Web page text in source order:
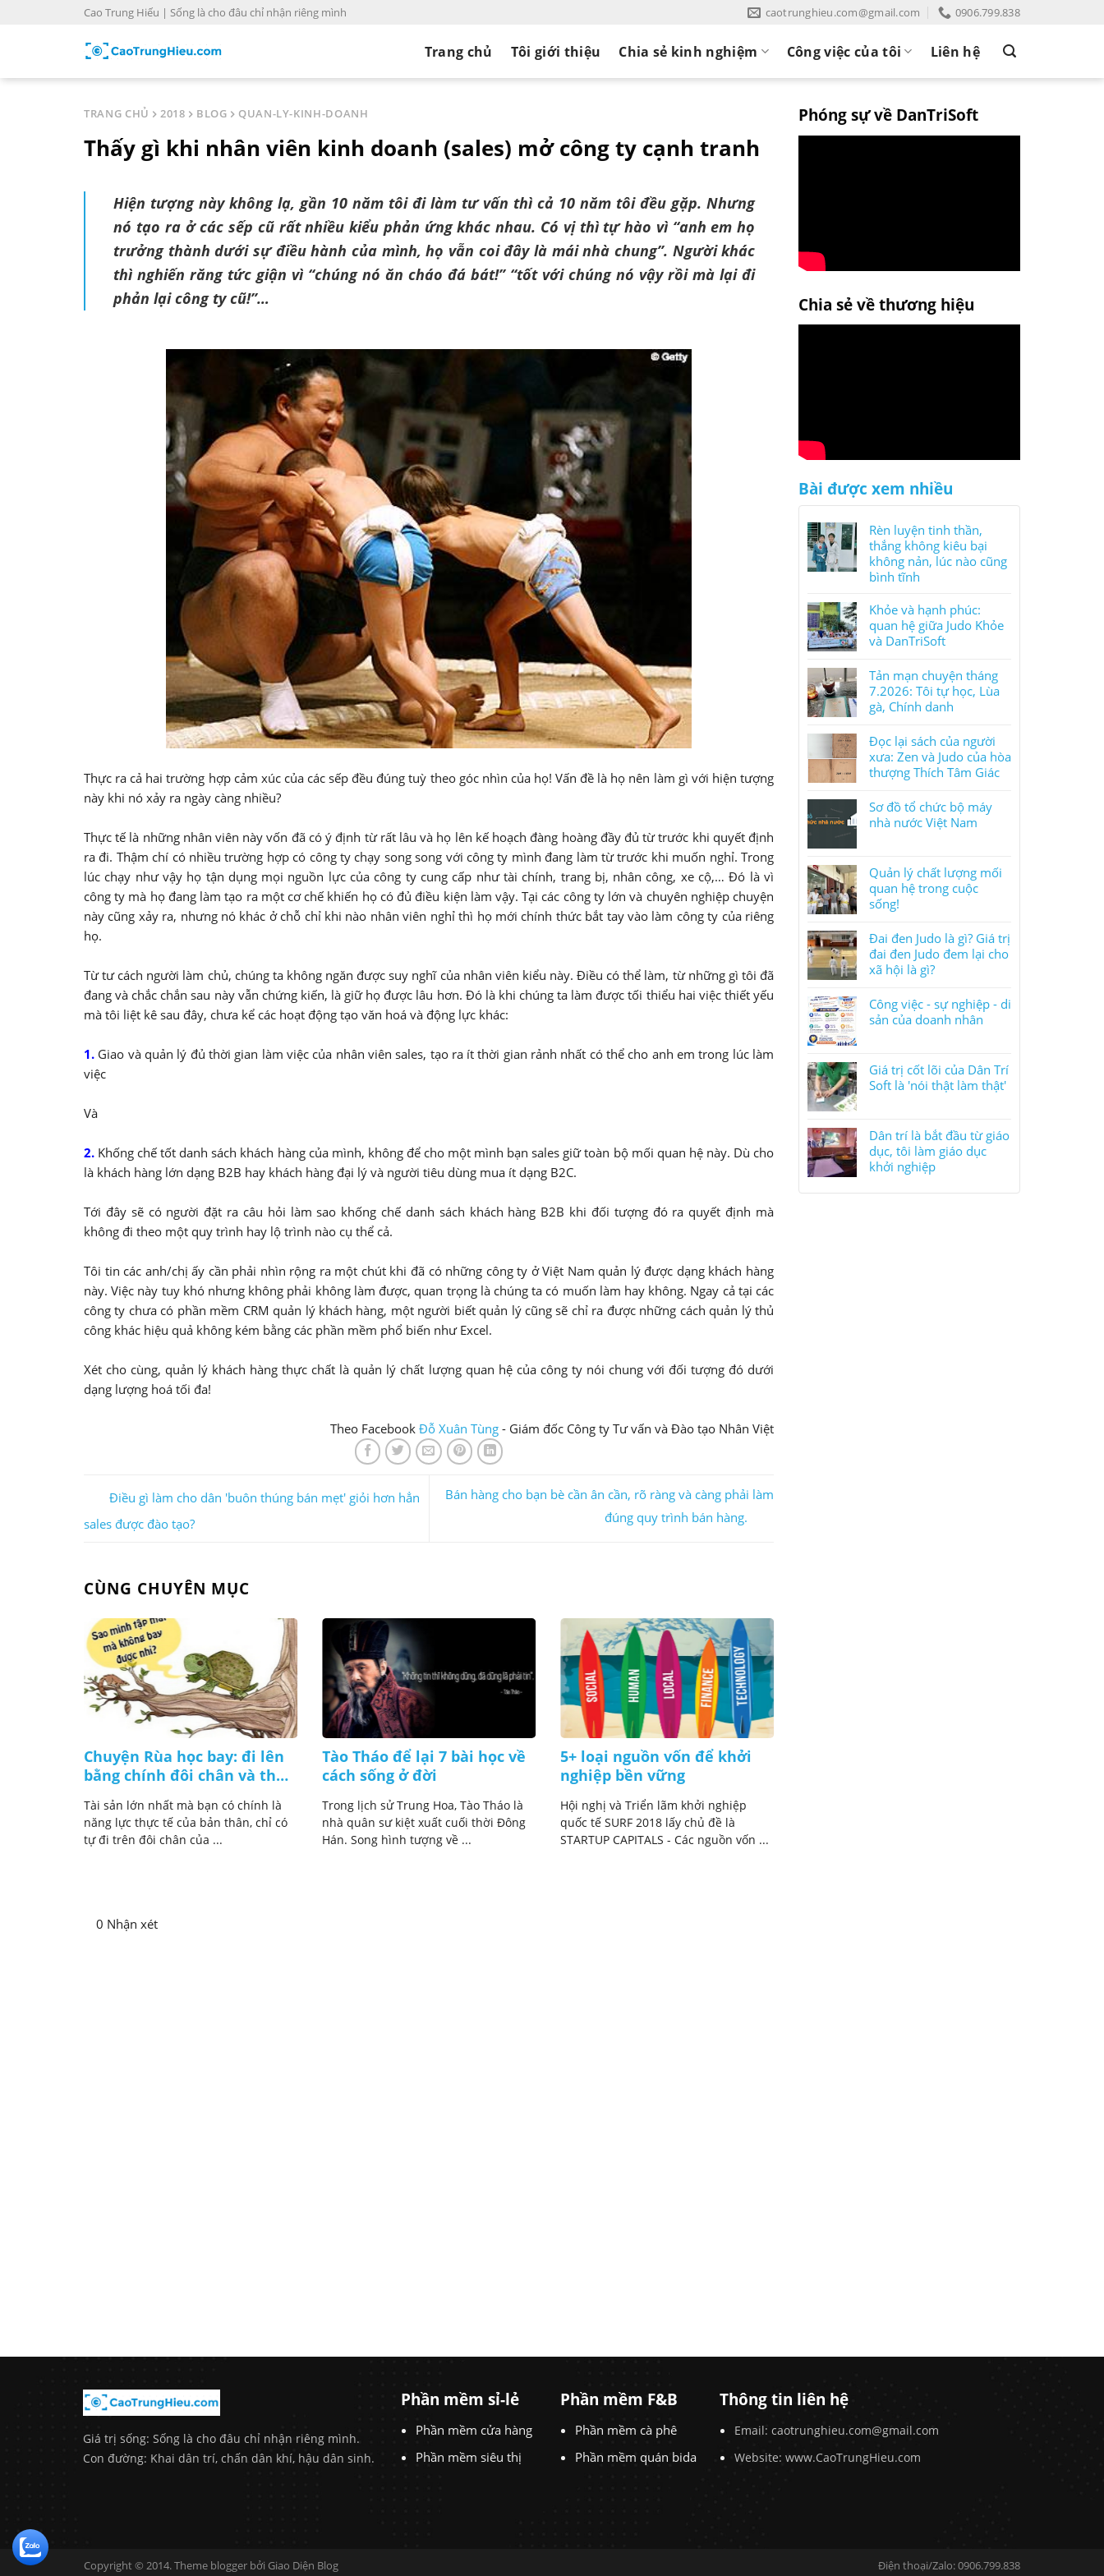
Cao Trung Hiếu | Sống là cho đâu chỉ nhận riêng mình caotrunghieu.com@gmail.com 0906.799.838
Trang chủ Tôi giới thiệu Chia sẻ kinh nghiệm Công việc của tôi Liên hệ
TRANG CHỦ 2018 BLOG QUAN-LY-KINH-DOANH
Thấy gì khi nhân viên kinh doanh (sales) mở công ty cạnh tranh
Hiện tượng này không lạ, gần 10 năm tôi đi làm tư vấn thì cả 10 năm tôi đều gặp. Nhưng
nó tạo ra ở các sếp cũ rất nhiều kiểu phản ứng khác nhau. Có vị thì tự hào vì “anh em họ
trưởng thành dưới sự điều hành của mình, họ vẫn coi đây là mái nhà chung”. Người khác
thì nghiến răng tức giận vì “chúng nó ăn cháo đá bát!” “tốt với chúng nó vậy rồi mà lại đi
phản lại công ty cũ!”…
Thực ra cả hai trường hợp cảm xúc của các sếp đều đúng tuỳ theo góc nhìn của họ! Vấn đề là họ nên làm gì với hiện tượng
này khi nó xảy ra ngày càng nhiều?
Thực tế là những nhân viên này vốn đã có ý định từ rất lâu và họ lên kế hoạch đàng hoàng đầy đủ từ trước khi quyết định
ra đi. Thậm chí có nhiều trường hợp có công ty chạy song song với công ty mình đang làm từ trước khi muốn nghỉ. Trong
lúc chạy như vậy họ tận dụng mọi nguồn lực của công ty cung cấp như tài chính, trang bị, nhân công, xe cộ,… Đó là vì
công ty mà họ đang làm tạo ra một cơ chế khiến họ có đủ điều kiện làm vậy. Tại các công ty lớn và chuyên nghiệp chuyện
này cũng xảy ra, nhưng nó khác ở chỗ chỉ khi nào nhân viên nghỉ thì họ mới chính thức bắt tay vào làm công ty của riêng
họ.
Từ tư cách người làm chủ, chúng ta không ngăn được suy nghĩ của nhân viên kiểu này. Điều có thể làm, từ những gì tôi đã
đang và chắc chắn sau này vẫn chứng kiến, là giữ họ được lâu hơn. Đó là khi chúng ta làm được tối thiểu hai việc thiết yếu
mà tôi liệt kê sau đây, chưa kể các hoạt động tạo văn hoá và động lực khác:
1. Giao và quản lý đủ thời gian làm việc của nhân viên sales, tạo ra ít thời gian rảnh nhất có thể cho anh em trong lúc làm
việc
Và
2. Khống chế tốt danh sách khách hàng của mình, không để cho một mình bạn sales giữ toàn bộ mối quan hệ này. Dù cho
là khách hàng lớn dạng B2B hay khách hàng đại lý và người tiêu dùng mua ít dạng B2C.
Tới đây sẽ có người đặt ra câu hỏi làm sao khống chế danh sách khách hàng B2B khi đối tượng đó ra quyết định mà
không đi theo một quy trình hay lộ trình nào cụ thể cả.
Tôi tin các anh/chị ấy cần phải nhìn rộng ra một chút khi đã có những công ty ở Việt Nam quản lý được dạng khách hàng
này. Việc này tuy khó nhưng không phải không làm được, quan trọng là chúng ta có muốn làm hay không. Ngay cả tại các
công ty chưa có phần mềm CRM quản lý khách hàng, một người biết quản lý cũng sẽ chỉ ra được những cách quản lý thủ
công khác hiệu quả không kém bằng các phần mềm phổ biến như Excel.
Xét cho cùng, quản lý khách hàng thực chất là quản lý chất lượng quan hệ của công ty nói chung với đối tượng đó dưới
dạng lượng hoá tối đa!
Theo Facebook Đỗ Xuân Tùng - Giám đốc Công ty Tư vấn và Đào tạo Nhân Việt
Điều gì làm cho dân 'buôn thúng bán mẹt' giỏi hơn hẳn
sales được đào tạo?
Bán hàng cho bạn bè cần ân cần, rõ ràng và càng phải làm
đúng quy trình bán hàng.
CÙNG CHUYÊN MỤC
Chuyện Rùa học bay: đi lên
bằng chính đôi chân và thực
Tài sản lớn nhất mà bạn có chính là
năng lực thực tế của bản thân, chỉ có
tự đi trên đôi chân của ...
Tào Tháo để lại 7 bài học về
cách sống ở đời
Trong lịch sử Trung Hoa, Tào Tháo là
nhà quân sư kiệt xuất cuối thời Đông
Hán. Song hình tượng về ...
5+ loại nguồn vốn để khởi
nghiệp bền vững
Hội nghị và Triển lãm khởi nghiệp
quốc tế SURF 2018 lấy chủ đề là
STARTUP CAPITALS - Các nguồn vốn ...
0 Nhận xét
Phóng sự về DanTriSoft
Chia sẻ về thương hiệu
Bài được xem nhiều
Rèn luyện tinh thần,
thắng không kiêu bại
không nản, lúc nào cũng
bình tĩnh
Khỏe và hạnh phúc:
quan hệ giữa Judo Khỏe
và DanTriSoft
Tản mạn chuyện tháng
7.2026: Tôi tự học, Lùa
gà, Chính danh
Đọc lại sách của người
xưa: Zen và Judo của hòa
thượng Thích Tâm Giác
Sơ đồ tổ chức bộ máy
nhà nước Việt Nam
Quản lý chất lượng mối
quan hệ trong cuộc
sống!
Đai đen Judo là gì? Giá trị
đai đen Judo đem lại cho
xã hội là gì?
Công việc - sự nghiệp - di
sản của doanh nhân
Giá trị cốt lõi của Dân Trí
Soft là 'nói thật làm thật'
Dân trí là bắt đầu từ giáo
dục, tôi làm giáo dục
khởi nghiệp
Giá trị sống: Sống là cho đâu chỉ nhận riêng mình.
Con đường: Khai dân trí, chấn dân khí, hậu dân sinh.
Phần mềm sỉ-lẻ
Phần mềm cửa hàng
Phần mềm siêu thị
Phần mềm F&B
Phần mềm cà phê
Phần mềm quán bida
Thông tin liên hệ
Email: caotrunghieu.com@gmail.com
Website: www.CaoTrungHieu.com
Điện thoại/Zalo: 0906.799.838
Copyright © 2014. Theme blogger bởi Giao Diện Blog